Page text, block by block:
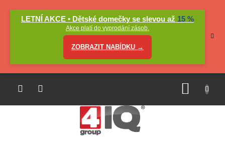
LETNÍ AKCE • Dětské domečky se slevou až 15 %
Akce platí do vyprodání zásob.
ZOBRAZIT NABÍDKU →